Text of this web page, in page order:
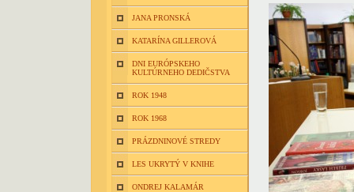
JANA PRONSKÁ
KATARÍNA GILLEROVÁ
DNI EURÓPSKEHO
KULTÚRNEHO DEDIČSTVA
ROK 1948
ROK 1968
PRÁZDNINOVÉ STREDY
LES UKRYTÝ V KNIHE
ONDREJ KALAMÁR